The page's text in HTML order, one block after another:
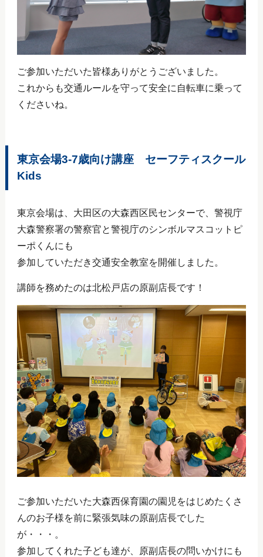
ご参加いただいた皆様ありがとうございました。
これからも交通ルールを守って安全に自転車に乗って
くださいね。
東京会場3‐7歳向け講座 セーフティスクール
Kids
東京会場は、大田区の大森西区民センターで、警視庁
大森警察署の警察官と警視庁のシンボルマスコットピ
ーポくんにも
参加していただき交通安全教室を開催しました。
講師を務めたのは北松戸店の原副店長です！
ご参加いただいた大森西保育園の園児をはじめたくさ
んのお子様を前に緊張気味の原副店長でした
が・・・。
参加してくれた子ども達が、原副店長の問いかけにも